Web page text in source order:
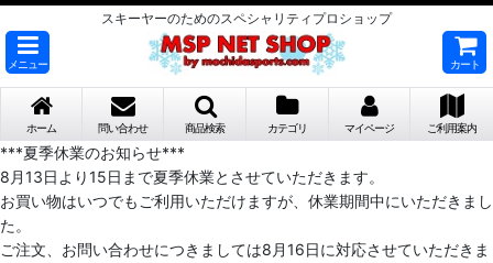
スキーヤーのためのスペシャリティプロショップ
メニュー カート
ホーム 問い合わせ 商品検索 カテゴリ マイページ ご利用案内
***夏季休業のお知らせ***
8月13日より15日まで夏季休業とさせていただきます。
お買い物はいつでもご利用いただけますが、休業期間中にいただきまし
た。
ご注文、お問い合わせにつきましては8月16日に対応させていただきま